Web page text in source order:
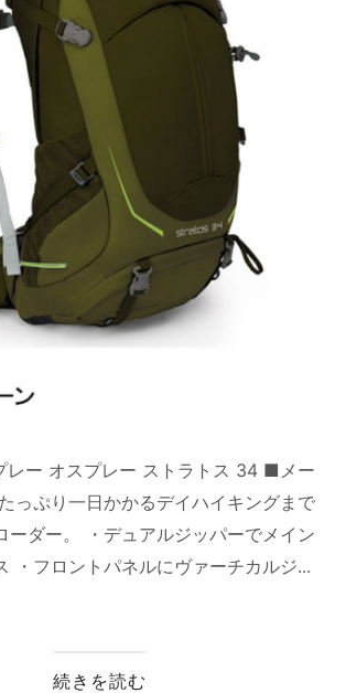
レー オスプレー ストラトス 34 ■メー
っぷり一日かかるデイハイキングまで
ーダー。 ・デュアルジッパーでメイン
・フロントパネルにヴァーチカルジ...
続きを読む